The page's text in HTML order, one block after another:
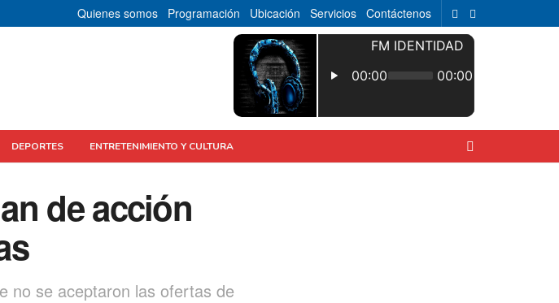
Quienes somos Programación Ubicación Servicios Contáctenos
DEPORTES ENTRETENIMIENTO Y CULTURA
de acción
no se aceptaron las ofertas de